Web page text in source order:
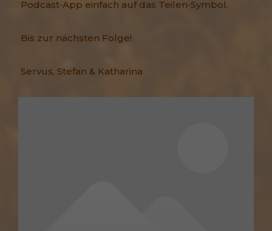
Podcast‑App einfach auf das Teilen‑Symbol.
Bis zur nächsten Folge!
Servus, Stefan & Katharina